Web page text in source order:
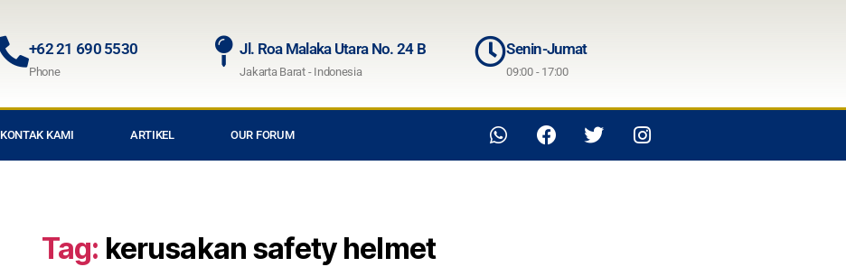
+62 21 690 5530
Phone
Jl. Roa Malaka Utara No. 24 B
Jakarta Barat - Indonesia
Senin-Jumat
09:00 - 17:00
KONTAK KAMI ARTIKEL OUR FORUM
Tag: kerusakan safety helmet